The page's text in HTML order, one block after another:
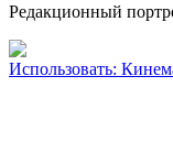
Редакционный
Использовать: